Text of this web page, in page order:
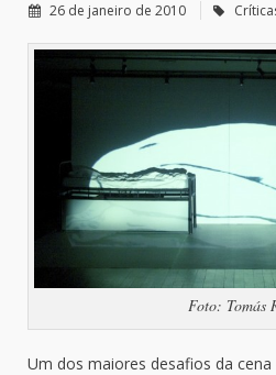
26 de janeiro de 2010
Foto: Tomás
Um dos maiores desafios da